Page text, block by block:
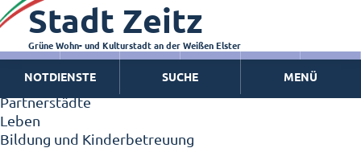
Zeitz - Die Kleinstadt
Willkommen in Zeitz!
Interview mit Oberbürgermeister Christian Thieme
Zeitz - Stadt der Zukunft
Ortschaften
Partnerstädte
Leben
Bildung und Kinderbetreuung
Stadt Zeitz
Grüne Wohn- und Kulturstadt an der Weißen Elster
NOTDIENSTE SUCHE MENÜ